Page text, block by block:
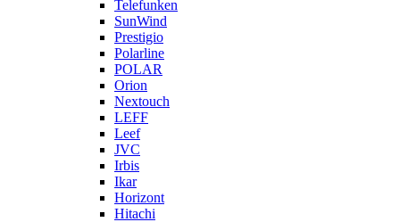
Telefunken
SunWind
Prestigio
Polarline
POLAR
Orion
Nextouch
LEFF
Leef
JVC
Irbis
Ikar
Horizont
Hitachi